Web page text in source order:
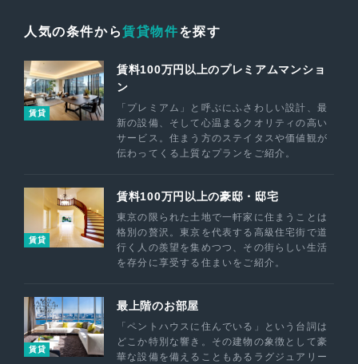
人気の条件から賃貸物件を探す
賃貸
賃料100万円以上のプレミアムマンショ
ン
「プレミアム」と呼ぶにふさわしい設計、最
新の設備、そして心温まるクオリティの高い
サービス。住まう方のステイタスや価値観が
伝わってくる上質なプランをご紹介。
賃貸
賃料100万円以上の豪邸・邸宅
東京の限られた土地で一軒家に住まうことは
格別の贅沢。東京を代表する高級住宅街で道
行く人の羨望を集めつつ、その街らしい生活
を存分に享受する住まいをご紹介。
賃貸
最上階のお部屋
「ペントハウスに住んでいる」という台詞は
どこか特別な響き。その建物の象徴として豪
華な設備を備えることもあるラグジュアリー